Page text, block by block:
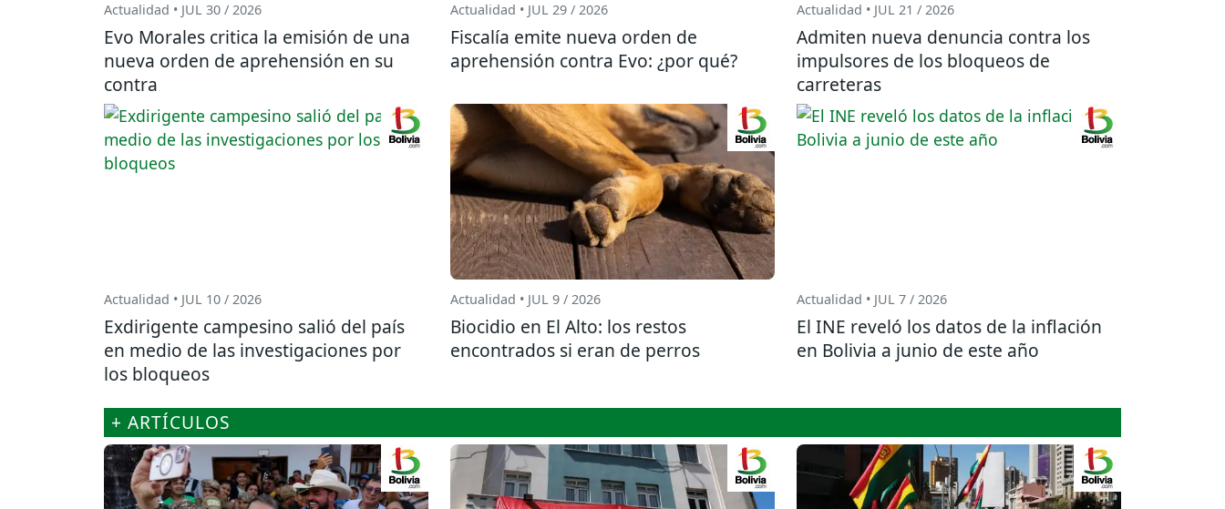
Actualidad • JUL 30 / 2026
Evo Morales critica la emisión de una
nueva orden de aprehensión en su
contra
Actualidad • JUL 29 / 2026
Fiscalía emite nueva orden de
aprehensión contra Evo: ¿por qué?
Actualidad • JUL 21 / 2026
Admiten nueva denuncia contra los
impulsores de los bloqueos de
carreteras
Actualidad • JUL 10 / 2026
Exdirigente campesino salió del país
en medio de las investigaciones por
los bloqueos
Actualidad • JUL 9 / 2026
Biocidio en El Alto: los restos
encontrados si eran de perros
Actualidad • JUL 7 / 2026
El INE reveló los datos de la inflación
en Bolivia a junio de este año
+ ARTÍCULOS